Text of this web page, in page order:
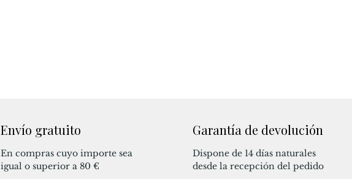
Envío gratuito
En compras cuyo importe sea
igual o superior a 80 €
Garantía de devolución
Dispone de 14 días naturales
desde la recepción del pedido